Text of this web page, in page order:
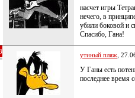
насчет игры
нечего, в
убили боковой и
Спасибо, Гана!
утиный пляж ,
У Ганы есть
последнее время